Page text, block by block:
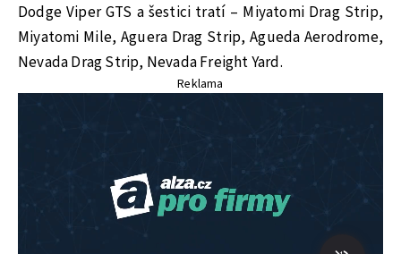
Dodge Viper GTS a šestici tratí – Miyatomi Drag Strip,
Miyatomi Mile, Aguera Drag Strip, Agueda Aerodrome,
Nevada Drag Strip, Nevada Freight Yard.
Reklama